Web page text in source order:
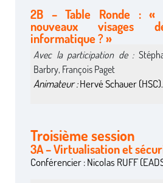
2B – Table Ronde : «
nouveaux visages
informatique ? »
Avec la participation de :
Barbry, François Paget
Animateur :Hervé Schauer (HSC).
Troisième session
3A – Virtualisation et
Conférencier : Nicolas RUFF